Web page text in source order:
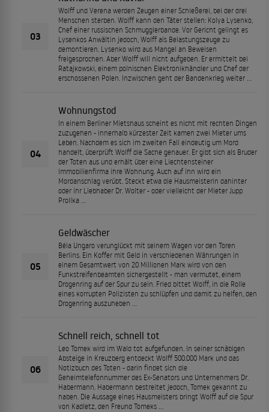
03
Wolff und Verena werden Zeugen einer Schießerei, bei der drei
Menschen sterben. Wolff kann den Täter stellen: Kolya Lysenko,
Chef einer russischen Schmugglerbande. Vor Gericht gelingt es
Lysenkos Anwältin jedoch, Wolff als Belastungszeuge zu
demontieren. Lysenko wird aus Mangel an Beweisen
freigesprochen. Aber Wolff will nicht aufgeben. Er ermittelt bei
Ratajkowski, einem polnischen Elektronikhändler und Chef der
erschossenen Polen. Inzwischen geht der Bandenkrieg weiter ...
04
Wohnungstod
In einem Berliner Mietshaus scheint es nicht mit rechten Dingen
zuzugehen - innerhalb kürzester Zeit kamen zwei Mieter ums
Leben. Nachdem es sich im zweiten Fall eindeutig um Mord
handelt, überprüft Wolff die Sache genauer. Er gibt sich als Bruder
der Toten aus und erhält über eine Liechtensteiner
Immobilienfirma ihre Wohnung. Auch auf ihn wird ein
Mordanschlag verübt. Steckt etwa die Hausmeisterin dahinter
oder ihr Liebhaber Dr. Wolter - oder vielleicht der Mieter Jupp
Prollka ...
05
Geldwäscher
Béla Ungaro verunglückt mit seinem Wagen vor den Toren
Berlins. Ein Koffer mit Geld in verschiedenen Währungen in
einem Gesamtwert von 20 Millionen Mark wird von den
Funkstreifenbeamten sichergestellt - man vermutet, einem
Drogenring auf der Spur zu sein. Fried bittet Wolff, in die Rolle
eines korrupten Polizisten zu schlüpfen und damit zu helfen, den
Drogenring auszuheben ...
06
Schnell reich, schnell tot
Leo Tomek wird im Wald tot aufgefunden. In seiner schäbigen
Absteige in Kreuzberg entdeckt Wolff 500.000 Mark und das
Notizbuch des Toten - darin findet sich die
Geheimtelefonnummer des Ex-Senators und Unternehmers Dr.
Habermann. Habermann bestreitet jedoch, Tomek gekannt zu
haben. Die Aussage eines Hausmeisters bringt Wolff auf die Spur
von Kadletz, den Freund Tomeks ...